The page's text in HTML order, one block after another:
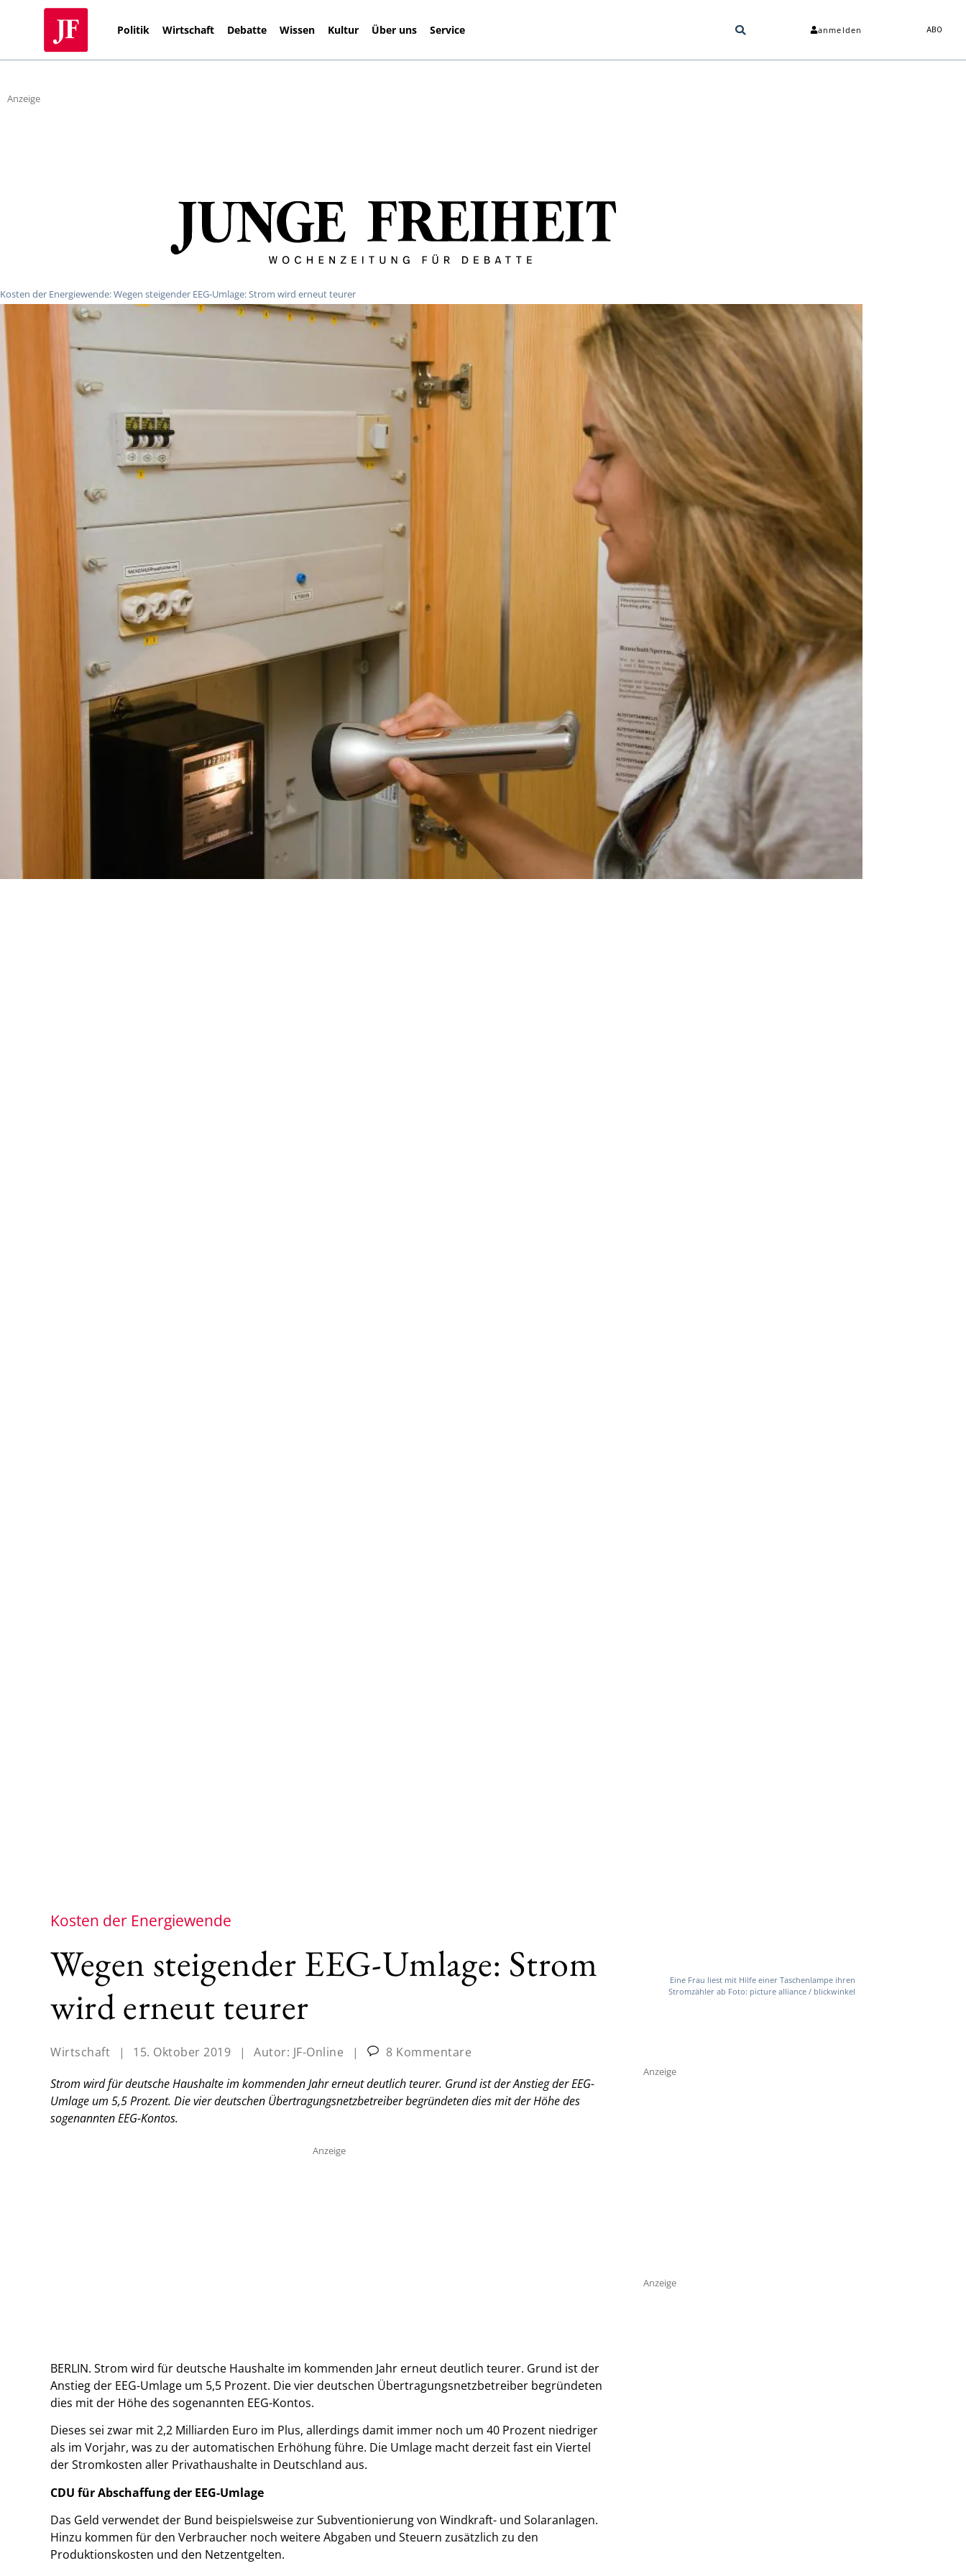
Politik Wirtschaft Debatte Wissen Kultur Über uns Service anmelden ABO
Anzeige
Kosten der Energiewende: Wegen steigender EEG-Umlage: Strom wird erneut teurer
Kosten der Energiewende
Wegen steigender EEG-Umlage: Strom
wird erneut teurer
Wirtschaft | 15. Oktober 2019 | Autor: JF-Online |
8 Kommentare
Strom wird für deutsche Haushalte im kommenden Jahr erneut deutlich teurer. Grund ist der Anstieg der EEG-
Umlage um 5,5 Prozent. Die vier deutschen Übertragungsnetzbetreiber begründeten dies mit der Höhe des
sogenannten EEG-Kontos.
Anzeige
BERLIN. Strom wird für deutsche Haushalte im kommenden Jahr erneut deutlich teurer. Grund ist der
Anstieg der EEG-Umlage um 5,5 Prozent. Die vier deutschen Übertragungsnetzbetreiber begründeten
dies mit der Höhe des sogenannten EEG-Kontos.
Dieses sei zwar mit 2,2 Milliarden Euro im Plus, allerdings damit immer noch um 40 Prozent niedriger
als im Vorjahr, was zu der automatischen Erhöhung führe. Die Umlage macht derzeit fast ein Viertel
der Stromkosten aller Privathaushalte in Deutschland aus.
CDU für Abschaffung der EEG-Umlage
Das Geld verwendet der Bund beispielsweise zur Subventionierung von Windkraft- und Solaranlagen.
Hinzu kommen für den Verbraucher noch weitere Abgaben und Steuern zusätzlich zu den
Produktionskosten und den Netzentgelten.
Eine Frau liest mit Hilfe einer Taschenlampe ihren
Stromzähler ab Foto: picture alliance / blickwinkel
Anzeige
Anzeige